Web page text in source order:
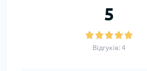
5
Відгуків: 4